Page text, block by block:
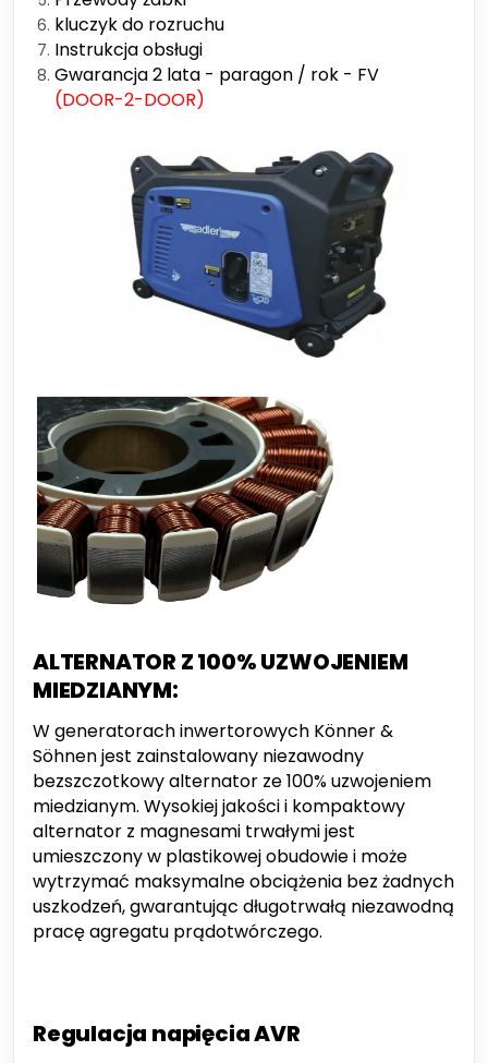
kluczyk do rozruchu
Instrukcja obsługi
Gwarancja 2 lata - paragon / rok - FV
(DOOR-2-DOOR)
ALTERNATOR Z 100% UZWOJENIEM
MIEDZIANYM:
W generatorach inwertorowych Könner &
Söhnen jest zainstalowany niezawodny
bezszczotkowy alternator ze 100% uzwojeniem
miedzianym. Wysokiej jakości i kompaktowy
alternator z magnesami trwałymi jest
umieszczony w plastikowej obudowie i może
wytrzymać maksymalne obciążenia bez żadnych
uszkodzeń, gwarantując długotrwałą niezawodną
pracę agregatu prądotwórczego.
Regulacja napięcia AVR